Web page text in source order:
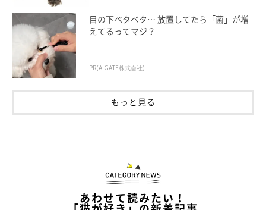
リュックだけ少し楽してるのはきっとチームのリーダーなのでし
残るポポロンは…何処へ！？
目の下ベタベタ… 放置してたら「菌」が増
えてるってマジ？
PR(AIGATE株式会社)
もっと見る
あわせて読みたい！